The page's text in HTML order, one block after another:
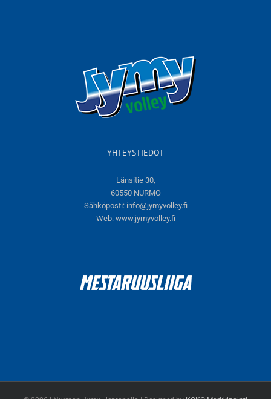
YHTEYSTIEDOT
Länsitie 30,
60550 NURMO
Sähköposti: info@jymyvolley.fi
Web: www.jymyvolley.fi